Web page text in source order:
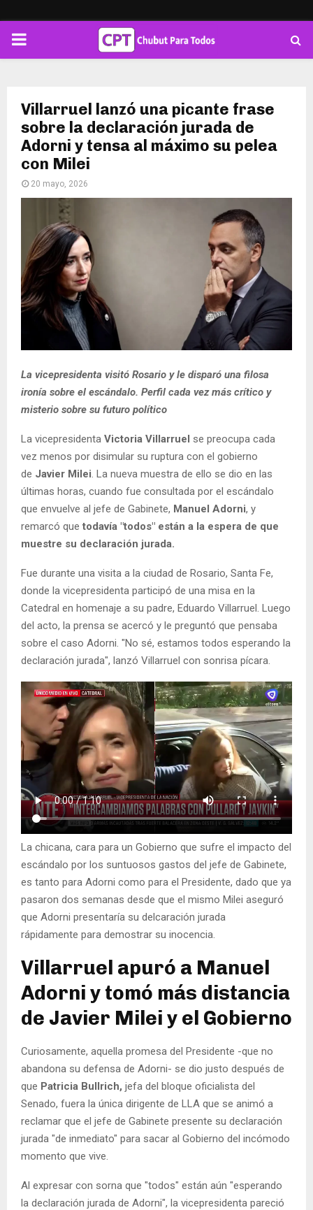
PRIMARY
Villarruel lanzó una picante frase
sobre la declaración jurada de
Adorni y tensa al máximo su pelea
con Milei
20 mayo, 2026
La vicepresidenta visitó Rosario y le disparó una filosa
ironía sobre el escándalo. Perfil cada vez más crítico y
misterio sobre su futuro político
La vicepresidenta Victoria Villarruel se preocupa cada
vez menos por disimular su ruptura con el gobierno
de Javier Milei. La nueva muestra de ello se dio en las
últimas horas, cuando fue consultada por el escándalo
que envuelve al jefe de Gabinete, Manuel Adorni, y
remarcó que todavía "todos" están a la espera de que
muestre su declaración jurada.
Fue durante una visita a la ciudad de Rosario, Santa Fe,
donde la vicepresidenta participó de una misa en la
Catedral en homenaje a su padre, Eduardo Villarruel. Luego
del acto, la prensa se acercó y le preguntó que pensaba
sobre el caso Adorni. "No sé, estamos todos esperando la
declaración jurada", lanzó Villarruel con sonrisa pícara.
La chicana, cara para un Gobierno que sufre el impacto del
escándalo por los suntuosos gastos del jefe de Gabinete,
es tanto para Adorni como para el Presidente, dado que ya
pasaron dos semanas desde que el mismo Milei aseguró
que Adorni presentaría su delcaración jurada
rápidamente para demostrar su inocencia.
Villarruel apuró a Manuel
Adorni y tomó más distancia
de Javier Milei y el Gobierno
Curiosamente, aquella promesa del Presidente -que no
abandona su defensa de Adorni- se dio justo después de
que Patricia Bullrich, jefa del bloque oficialista del
Senado, fuera la única dirigente de LLA que se animó a
reclamar que el jefe de Gabinete presente su declaración
jurada "de inmediato" para sacar al Gobierno del incómodo
momento que vive.
Al expresar con sorna que "todos" están aún "esperando
la declaración jurada de Adorni", la vicepresidenta pareció